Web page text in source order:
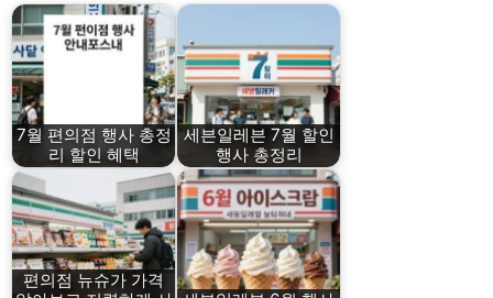
7월 편의점 행사 총정
리 할인 혜택
세븐일레븐 7월 할인
행사 총정리
편의점 뉴슈가 가격